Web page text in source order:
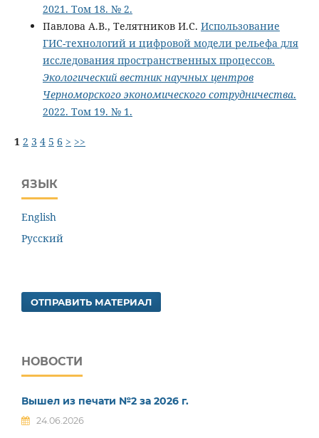
2021. Том 18. № 2.
Павлова А.В., Телятников И.С. Использование
ГИС-технологий и цифровой модели рельефа для
исследования пространственных процессов.
Экологический вестник научных центров
Черноморского экономического сотрудничества.
2022. Том 19. № 1.
1 2 3 4 5 6 > >>
ЯЗЫК
English
Русский
ОТПРАВИТЬ МАТЕРИАЛ
НОВОСТИ
Вышел из печати №2 за 2026 г.
24.06.2026